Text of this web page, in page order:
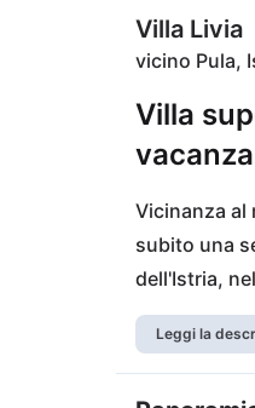
Villa Livia
vicino Pula,
Villa
Vicinanza al
subito una
dell'Istria,
toccato dal
sensazione
consiglio è
Leggi la